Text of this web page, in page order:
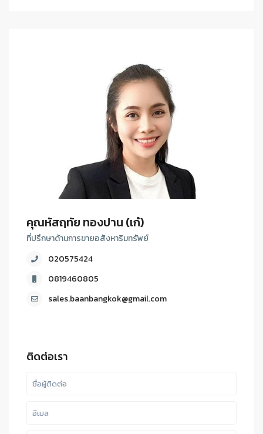
คุณหัสฤทัย ทองปาน (เก๋)
ที่ปรึกษาด้านการขายอสังหาริมทรัพย์
020575424
0819460805
sales.baanbangkok@gmail.com
ติดต่อเรา